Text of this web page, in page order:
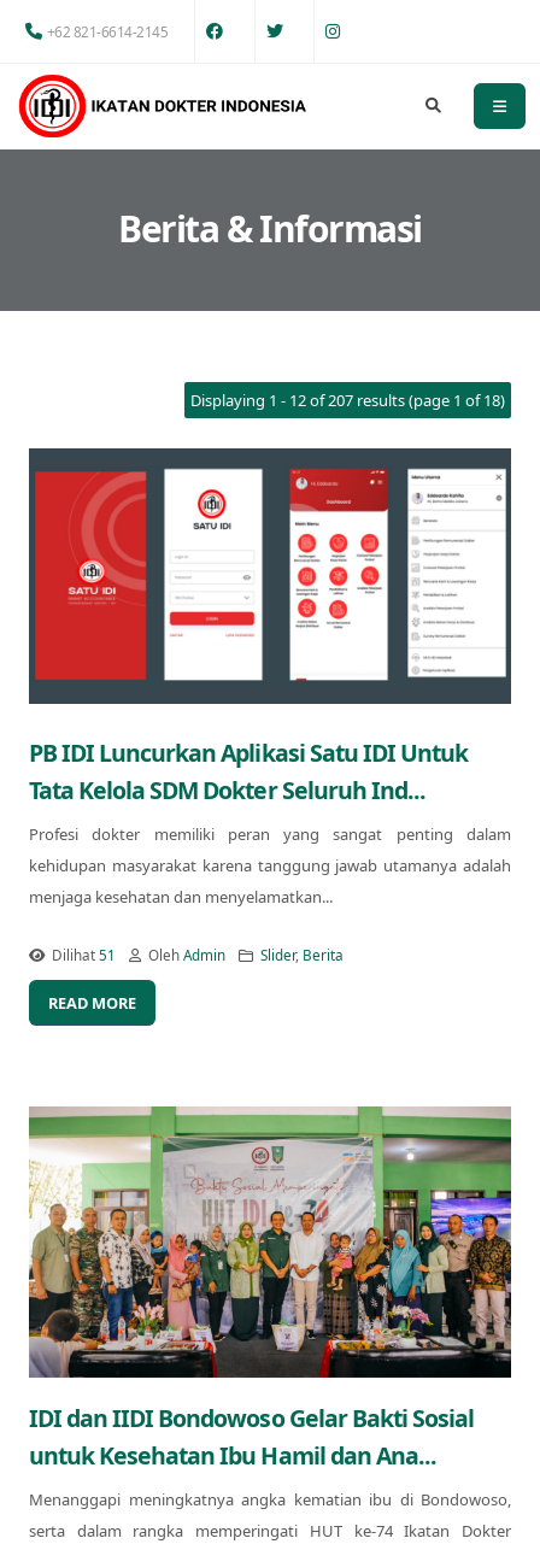
+62 821-6614-2145
Berita & Informasi
Displaying 1 - 12 of 207 results (page 1 of 18)
PB IDI Luncurkan Aplikasi Satu IDI Untuk
Tata Kelola SDM Dokter Seluruh Ind...
Profesi dokter memiliki peran yang sangat penting dalam
kehidupan masyarakat karena tanggung jawab utamanya adalah
menjaga kesehatan dan menyelamatkan...
Dilihat51 OlehAdmin Slider, Berita
READ MORE
IDI dan IIDI Bondowoso Gelar Bakti Sosial
untuk Kesehatan Ibu Hamil dan Ana...
Menanggapi meningkatnya angka kematian ibu di Bondowoso,
serta dalam rangka memperingati HUT ke-74 Ikatan Dokter